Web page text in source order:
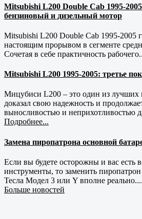
Mitsubishi L200 Double Cab 1995-
бензиновый и дизельный мотор
Mitsubishi L200 Double Cab 1995-2005
настоящим прорывом в сегменте
Сочетая в себе практичность
Mitsubishi L200 1995-2005: третье
Мицубиси L200 – это один из лучших
доказал свою надежность и
выносливостью и неприхотливостью
Подробнее...
Замена пиропатрона основной
Если вы будете осторожны и вас есть
инструменты, то заменить
Тесла Модел 3 или Y вполне реально....
Больше новостей